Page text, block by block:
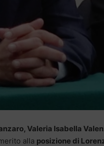
Valeria Isabella
alla posizione di